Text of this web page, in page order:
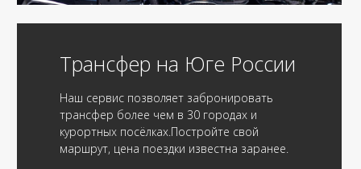
Трансфер на Юге России
Наш сервис позволяет забронировать
трансфер более чем в 30 городах и
курортных посёлках.Постройте свой
маршрут, цена поездки известна заранее.